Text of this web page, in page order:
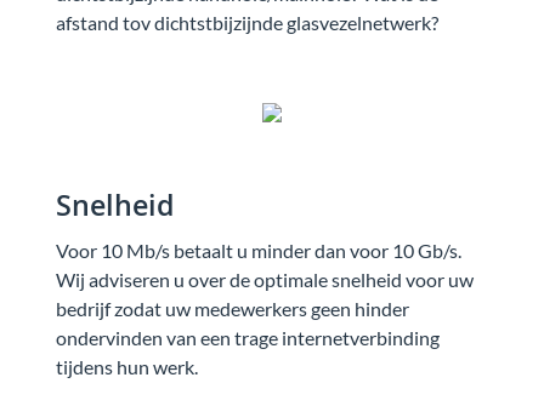
afstand tov dichtstbijzijnde glasvezelnetwerk?
Snelheid
Voor 10 Mb/s betaalt u minder dan voor 10 Gb/s.
Wij adviseren u over de optimale snelheid voor uw
bedrijf zodat uw medewerkers geen hinder
ondervinden van een trage internetverbinding
tijdens hun werk.